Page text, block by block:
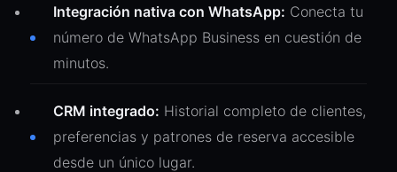
Integración nativa con WhatsApp: Conecta tu
número de WhatsApp Business en cuestión de
minutos.
CRM integrado: Historial completo de clientes,
preferencias y patrones de reserva accesible
desde un único lugar.